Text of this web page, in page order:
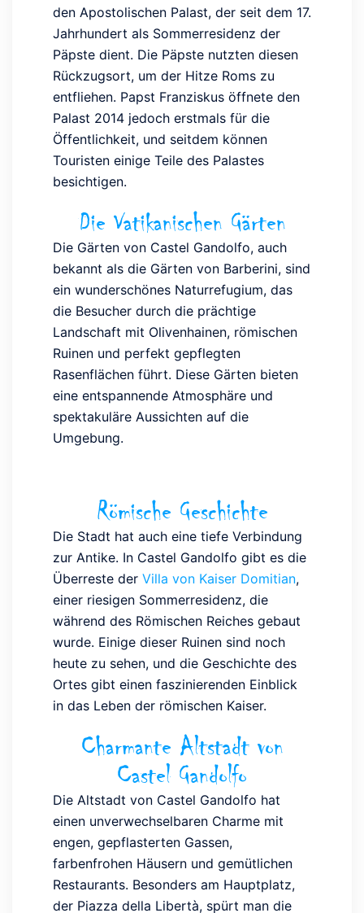
den Apostolischen Palast, der seit dem 17.
Jahrhundert als Sommerresidenz der
Päpste dient. Die Päpste nutzten diesen
Rückzugsort, um der Hitze Roms zu
entfliehen. Papst Franziskus öffnete den
Palast 2014 jedoch erstmals für die
Öffentlichkeit, und seitdem können
Touristen einige Teile des Palastes
besichtigen.
Die Vatikanischen Gärten
Die Gärten von Castel Gandolfo, auch
bekannt als die Gärten von Barberini, sind
ein wunderschönes Naturrefugium, das
die Besucher durch die prächtige
Landschaft mit Olivenhainen, römischen
Ruinen und perfekt gepflegten
Rasenflächen führt. Diese Gärten bieten
eine entspannende Atmosphäre und
spektakuläre Aussichten auf die
Umgebung.
Römische Geschichte
Die Stadt hat auch eine tiefe Verbindung
zur Antike. In Castel Gandolfo gibt es die
Überreste der Villa von Kaiser Domitian,
einer riesigen Sommerresidenz, die
während des Römischen Reiches gebaut
wurde. Einige dieser Ruinen sind noch
heute zu sehen, und die Geschichte des
Ortes gibt einen faszinierenden Einblick
in das Leben der römischen Kaiser.
Charmante Altstadt von
Castel Gandolfo
Die Altstadt von Castel Gandolfo hat
einen unverwechselbaren Charme mit
engen, gepflasterten Gassen,
farbenfrohen Häusern und gemütlichen
Restaurants. Besonders am Hauptplatz,
der Piazza della Libertà, spürt man die